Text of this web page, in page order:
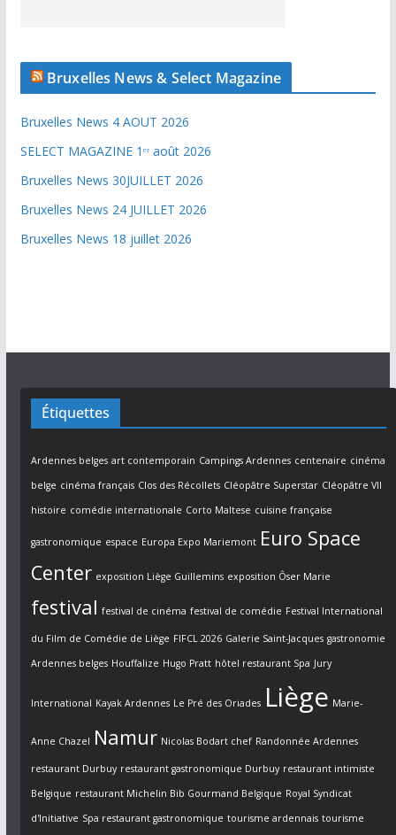
Bruxelles News & Select Magazine
Bruxelles News 4 AOUT 2026
SELECT MAGAZINE 1ᵉʳ août 2026
Bruxelles News 30JUILLET 2026
Bruxelles News 24 JUILLET 2026
Bruxelles News 18 juillet 2026
Étiquettes
Ardennes belges art contemporain Campings Ardennes centenaire cinéma
belge cinéma français Clos des Récollets Cléopâtre Superstar Cléopâtre VII
histoire comédie internationale Corto Maltese cuisine française
gastronomique espace Europa Expo Mariemont Euro Space
Center exposition Liège Guillemins exposition Ôser Marie
festival festival de cinéma festival de comédie Festival International
du Film de Comédie de Liège FIFCL 2026 Galerie Saint-Jacques gastronomie
Ardennes belges Houffalize Hugo Pratt hôtel restaurant Spa Jury
International Kayak Ardennes Le Pré des Oriades Liège Marie-
Anne Chazel Namur Nicolas Bodart chef Randonnée Ardennes
restaurant Durbuy restaurant gastronomique Durbuy restaurant intimiste
Belgique restaurant Michelin Bib Gourmand Belgique Royal Syndicat
d'Initiative Spa restaurant gastronomique tourisme ardennais tourisme